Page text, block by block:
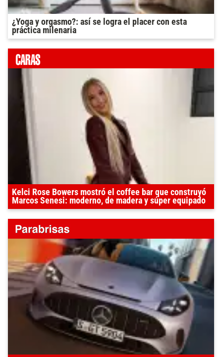
¿Yoga y orgasmo?: así se logra el placer con esta
práctica milenaria
Kelci Rose Bowers mostró el coffee bar que construyó
Marcos Senesi: moderno, de madera y súper equipado